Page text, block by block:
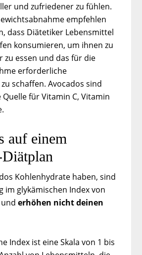
und zufriedener zu fühlen.
empfehlen
dass Diätetiker Lebensmittel
konsumieren, um ihnen zu
zu essen und das für die
erforderliche
schaffen. Avocados sind
für Vitamin C, Vitamin
auf einem
Kohlenhydrate haben, sind
im glykämischen Index von
underhöhen nicht deinen
Index ist eine Skala von 1 bis